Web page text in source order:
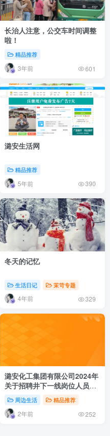
长治人注意，公交车时间调整
啦！
精品推荐
3年前 601
潞安生活网
精品推荐
5年前 390
冬天的记忆
生活日记 茉苛专题
4年前 329
潞安化工集团有限公司2024年
关于招聘井下一线岗位人员的
公告周边生活 精品推荐
2年前 252